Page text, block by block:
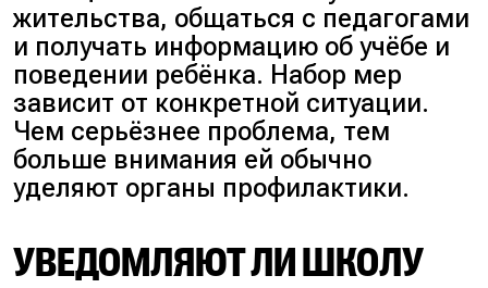
жительства, общаться с педагогами
и получать информацию об учёбе и
поведении ребёнка. Набор мер
зависит от конкретной ситуации.
Чем серьёзнее проблема, тем
больше внимания ей обычно
уделяют органы профилактики.
УВЕДОМЛЯЮТ ЛИ ШКОЛУ